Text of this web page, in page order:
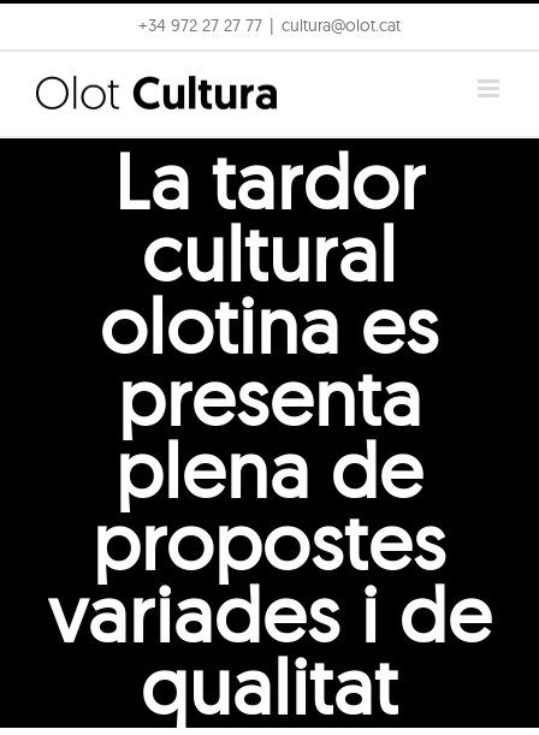
to
content
+34 972 27 27 77 cultura@olot.cat
La tardor
cultural
olotina es
presenta
plena de
propostes
variades i de
qualitat